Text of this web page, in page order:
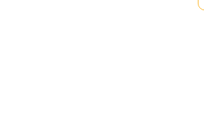
人に相談するな
カウンセリング
私にジャッジさ
お話の途中で、
挟ませていただ